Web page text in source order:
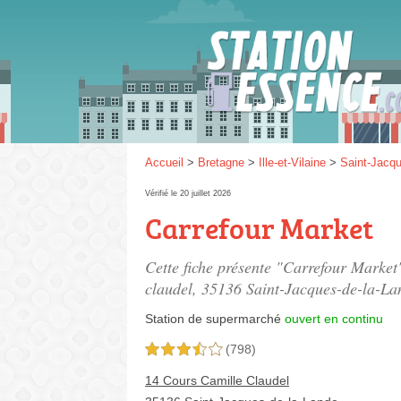
Accueil > Bretagne > Ille-et-Vilaine > Saint-
Vérifié le 20 juillet 2026
Carrefour Market
Cette fiche présente "Carrefour
claudel, 35136 Saint-Jacques-de-la-
Station de supermarché ouvert en continu
3,5 étoiles sur 5 (798)
14 Cours Camille Claudel
SP